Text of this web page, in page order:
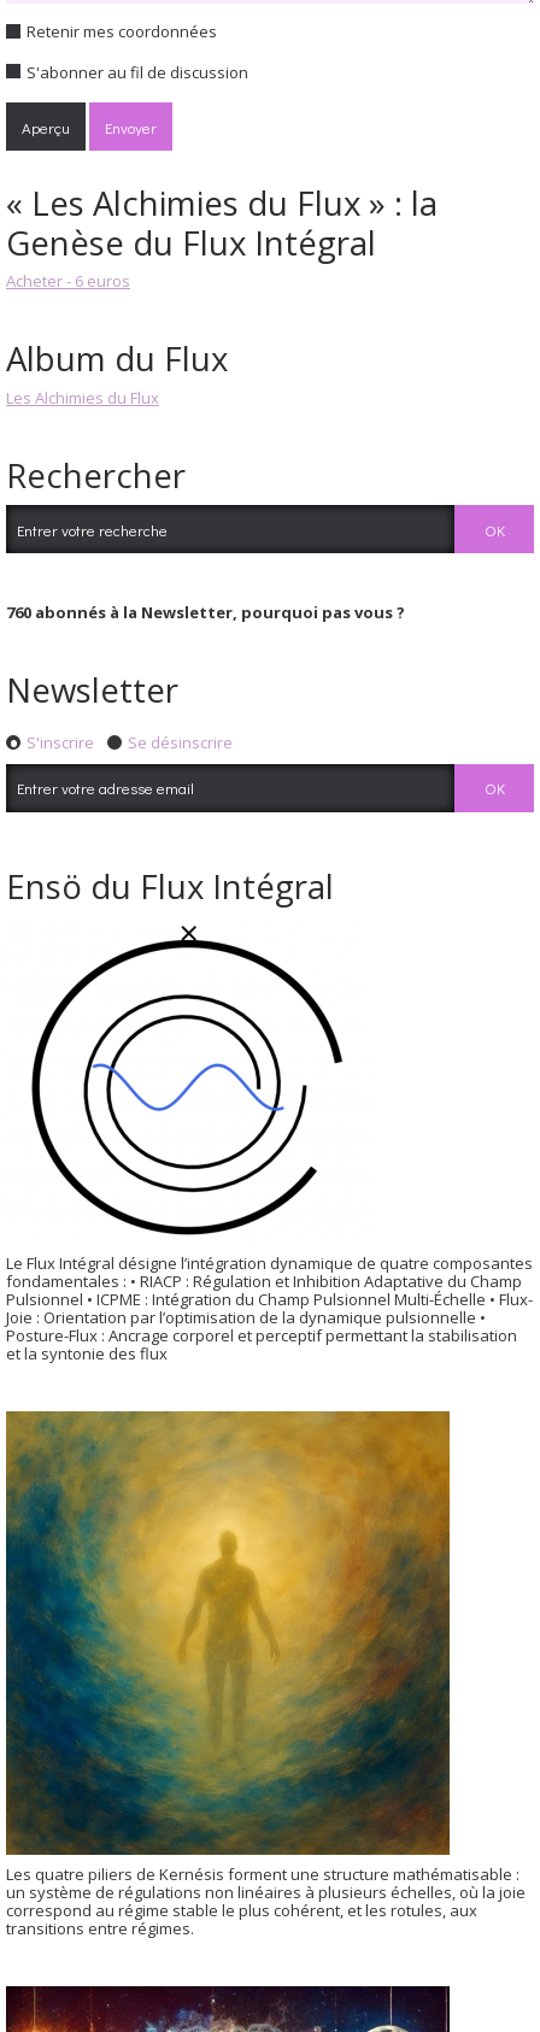
Retenir mes coordonnées
S'abonner au fil de discussion
« Les Alchimies du Flux » : la
Genèse du Flux Intégral
Acheter - 6 euros
Album du Flux
Les Alchimies du Flux
Rechercher
760 abonnés à la Newsletter, pourquoi pas vous ?
Newsletter
S'inscrire Se désinscrire
Ensö du Flux Intégral
Le Flux Intégral désigne l’intégration dynamique de quatre composantes
fondamentales : • RIACP : Régulation et Inhibition Adaptative du Champ
Pulsionnel • ICPME : Intégration du Champ Pulsionnel Multi-Échelle • Flux-
Joie : Orientation par l’optimisation de la dynamique pulsionnelle •
Posture-Flux : Ancrage corporel et perceptif permettant la stabilisation
et la syntonie des flux
Les quatre piliers de Kernésis forment une structure mathématisable :
un système de régulations non linéaires à plusieurs échelles, où la joie
correspond au régime stable le plus cohérent, et les rotules, aux
transitions entre régimes.